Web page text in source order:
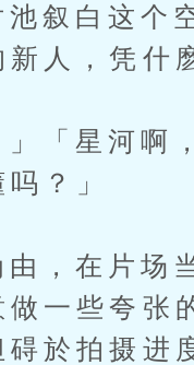
白这个空
人，凭什
星河啊，
？」
在片场当
一些夸张
於拍摄进